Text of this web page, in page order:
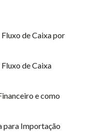
de Caixa por
de Caixa
e como
para Importação